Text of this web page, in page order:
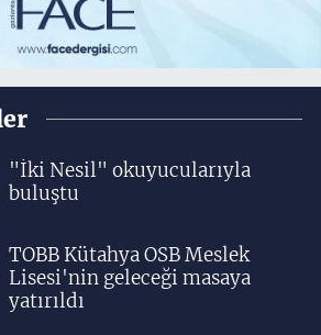
"İki Nesil" okuyucularıyla
buluştu
TOBB Kütahya OSB Meslek
Lisesi'nin geleceği masaya
yatırıldı